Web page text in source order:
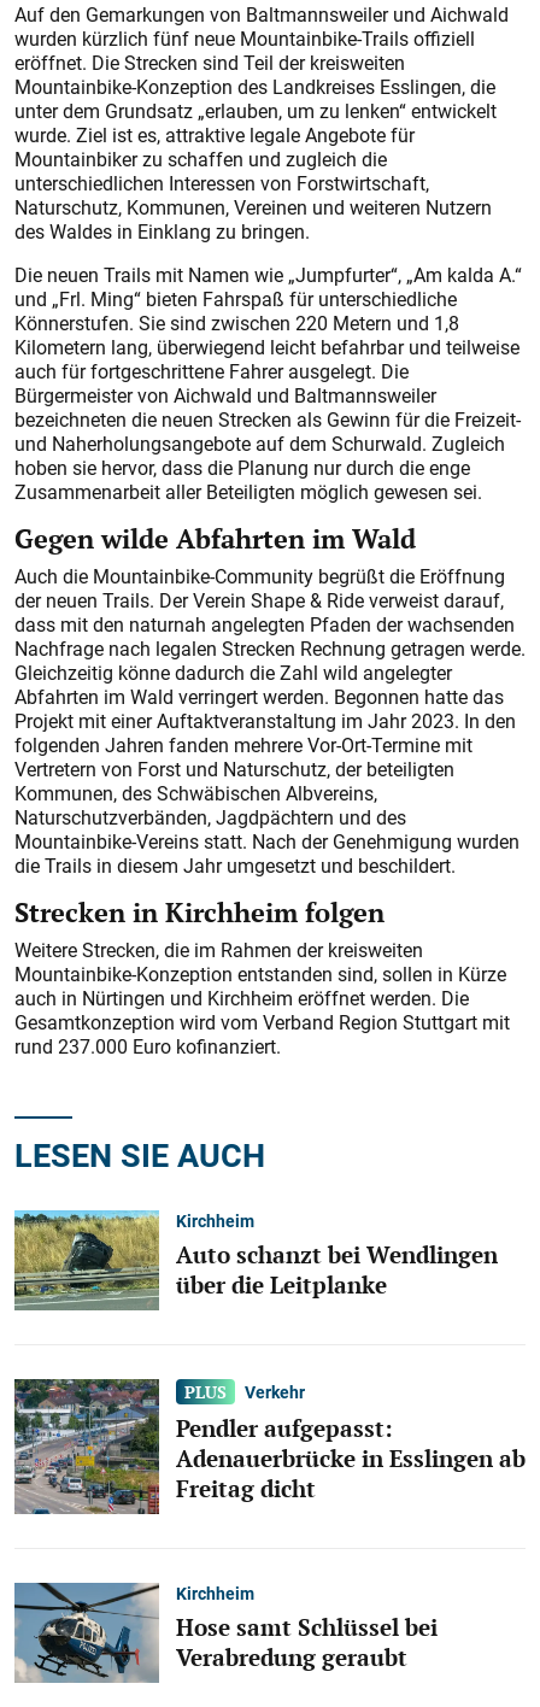
Auf den Gemarkungen von Baltmannsweiler und Aichwald
wurden kürzlich fünf neue Mountainbike-Trails offiziell
eröffnet. Die Strecken sind Teil der kreisweiten
Mountainbike-Konzeption des Landkreises Esslingen, die
unter dem Grundsatz „erlauben, um zu lenken“ entwickelt
wurde. Ziel ist es, attraktive legale Angebote für
Mountainbiker zu schaffen und zugleich die
unterschiedlichen Interessen von Forstwirtschaft,
Naturschutz, Kommunen, Vereinen und weiteren Nutzern
des Waldes in Einklang zu bringen.
Die neuen Trails mit Namen wie „Jumpfurter“, „Am kalda A.“
und „Frl. Ming“ bieten Fahrspaß für unterschiedliche
Könnerstufen. Sie sind zwischen 220 Metern und 1,8
Kilometern lang, überwiegend leicht befahrbar und teilweise
auch für fortgeschrittene Fahrer ausgelegt. Die
Bürgermeister von Aichwald und Baltmannsweiler
bezeichneten die neuen Strecken als Gewinn für die Freizeit-
und Naherholungsangebote auf dem Schurwald. Zugleich
hoben sie hervor, dass die Planung nur durch die enge
Zusammenarbeit aller Beteiligten möglich gewesen sei.
Gegen wilde Abfahrten im Wald
Auch die Mountainbike-Community begrüßt die Eröffnung
der neuen Trails. Der Verein Shape & Ride verweist darauf,
dass mit den naturnah angelegten Pfaden der wachsenden
Nachfrage nach legalen Strecken Rechnung getragen werde.
Gleichzeitig könne dadurch die Zahl wild angelegter
Abfahrten im Wald verringert werden. Begonnen hatte das
Projekt mit einer Auftaktveranstaltung im Jahr 2023. In den
folgenden Jahren fanden mehrere Vor-Ort-Termine mit
Vertretern von Forst und Naturschutz, der beteiligten
Kommunen, des Schwäbischen Albvereins,
Naturschutzverbänden, Jagdpächtern und des
Mountainbike-Vereins statt. Nach der Genehmigung wurden
die Trails in diesem Jahr umgesetzt und beschildert.
Strecken in Kirchheim folgen
Weitere Strecken, die im Rahmen der kreisweiten
Mountainbike-Konzeption entstanden sind, sollen in Kürze
auch in Nürtingen und Kirchheim eröffnet werden. Die
Gesamtkonzeption wird vom Verband Region Stuttgart mit
rund 237.000 Euro kofinanziert.
LESEN SIE AUCH
Kirchheim
Auto schanzt bei Wendlingen
über die Leitplanke
Verkehr
Pendler aufgepasst:
Adenauerbrücke in Esslingen ab
Freitag dicht
Kirchheim
Hose samt Schlüssel bei
Verabredung geraubt